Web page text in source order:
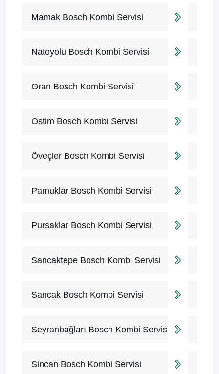
Mamak Bosch Kombi Servisi
Natoyolu Bosch Kombi Servisi
Oran Bosch Kombi Servisi
Ostim Bosch Kombi Servisi
Öveçler Bosch Kombi Servisi
Pamuklar Bosch Kombi Servisi
Pursaklar Bosch Kombi Servisi
Sancaktepe Bosch Kombi Servisi
Sancak Bosch Kombi Servisi
Seyranbağları Bosch Kombi Servisi
Sincan Bosch Kombi Servisi